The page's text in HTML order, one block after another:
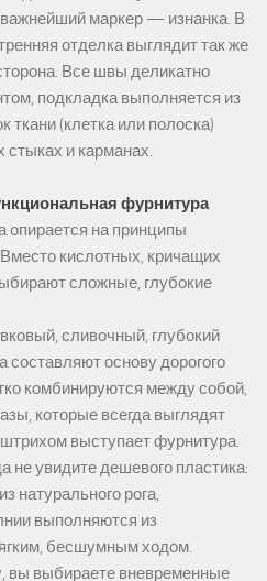
маркер — изнанка. В
отделка выглядит так же
Все швы деликатно
подкладка выполняется из
(клетка или полоска)
стыках и карманах.
фурнитура
опирается на принципы
кислотных, кричащих
сложные, глубокие
сливочный, глубокий
основу дорогого
комбинируются между собой,
которые всегда выглядят
выступает фурнитура.
не увидите дешевого пластика:
натурального рога,
выполняются из
бесшумным ходом.
вы выбираете вневременные